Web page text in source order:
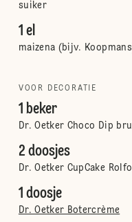
suiker
1 el
maizena (bijv.
VOOR DECORATIE
1 beker
Dr. Oetker Choco Dip
2 doosjes
Dr. Oetker CupCake
1 doosje
Dr. Oetker Botercrème